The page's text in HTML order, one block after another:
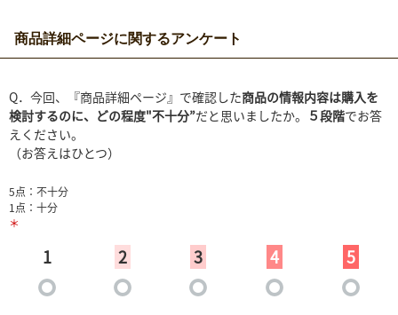
商品詳細ページに関するアンケート